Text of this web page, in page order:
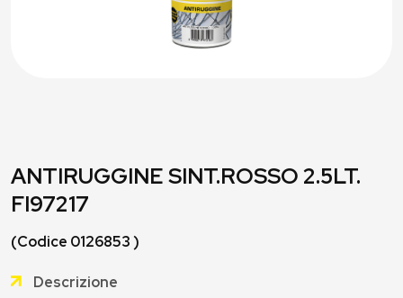
ANTIRUGGINE SINT.ROSSO 2.5LT.
FI97217
(Codice 0126853 )
Descrizione